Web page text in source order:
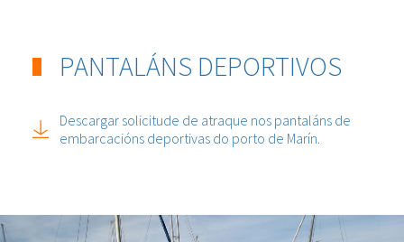
PANTALÁNS DEPORTIVOS
Descargar solicitude de atraque nos pantaláns de
embarcacións deportivas do porto de Marín.